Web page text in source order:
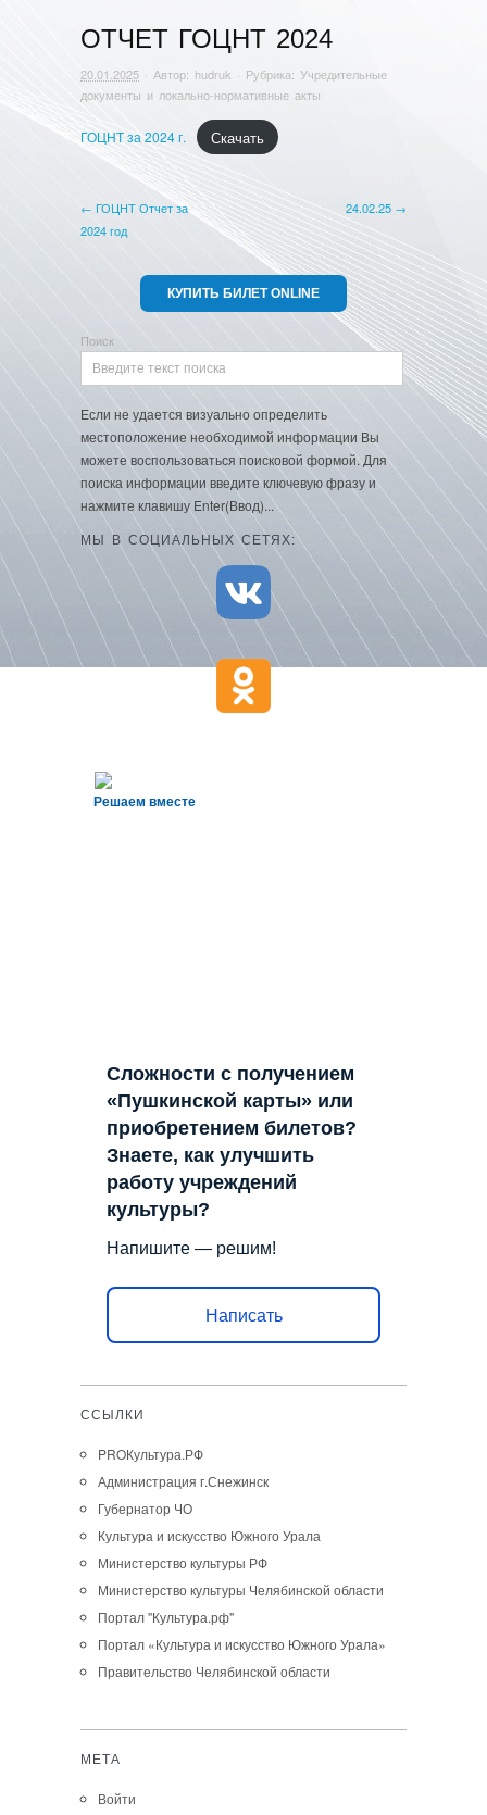
ОТЧЕТ ГОЦНТ 2024
20.01.2025 · Автор: hudruk · Рубрика: Учредительные
документы и локально-нормативные акты
ГОЦНТ за 2024 г. Скачать
← ГОЦНТ Отчет за
2024 год
24.02.25 →
КУПИТЬ БИЛЕТ ONLINE
Поиск
Если не удается визуально определить
местоположение необходимой информации Вы
можете воспользоваться поисковой формой. Для
поиска информации введите ключевую фразу и
нажмите клавишу Enter(Ввод)...
МЫ В СОЦИАЛЬНЫХ СЕТЯХ:
Решаем вместе
Сложности с получением
«Пушкинской карты» или
приобретением билетов?
Знаете, как улучшить
работу учреждений
культуры?
Напишите — решим!
Написать
ССЫЛКИ
PROКультура.РФ
Администрация г.Снежинск
Губернатор ЧО
Культура и искусство Южного Урала
Министерство культуры РФ
Министерство культуры Челябинской области
Портал "Культура.рф"
Портал «Культура и искусство Южного Урала»
Правительство Челябинской области
МЕТА
Войти